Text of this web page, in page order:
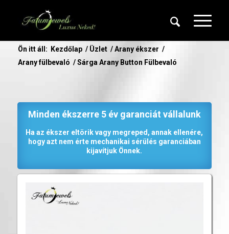
Ön itt áll: Kezdőlap / Üzlet / Arany ékszer /
Arany fülbevaló / Sárga Arany Button Fülbevaló
Minden ékszerre 5 év garanciát vállalunk
Ha az ékszer eltörik vagy megreped, annak ellenére,
hogy azt nem érte mechanikai sérülés garanciában
kijavítjuk Önnek.